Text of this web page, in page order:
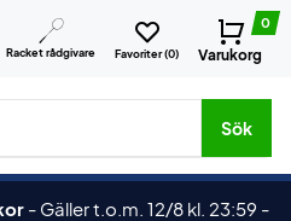
Racket rådgivare Favoriter (0)
0
Varukorg
märken osv.
Sök
- Gäller t.o.m. 12/8 kl. 23:59 -